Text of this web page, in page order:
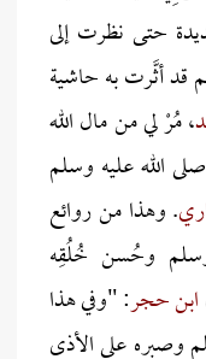
حتى نظرت إلى
قد أثَّرت به حاشية
، مُرْ لي من مال الله
الله عليه وسلم
. وهذا من روائع
وسلم وحُسن خُلُقِه
ابن حجر: "وفي هذا
وصبره على الأذى